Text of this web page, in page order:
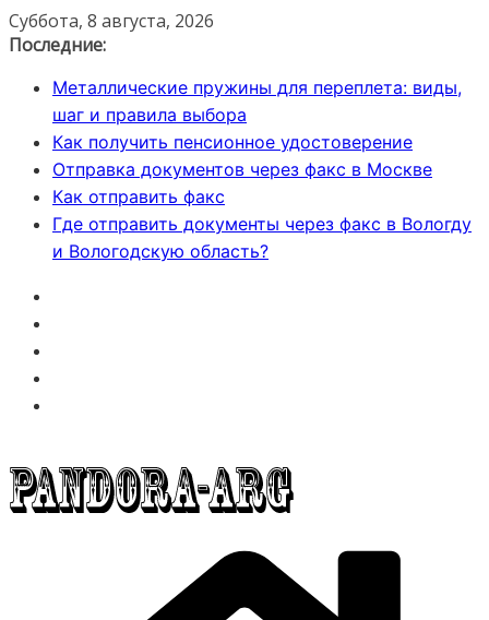
Перейти
к
Суббота, 8 августа, 2026
Последние:
Металлические пружины для переплета: виды,
шаг и правила выбора
Как получить пенсионное удостоверение
Отправка документов через факс в Москве
Как отправить факс
Где отправить документы через факс в Вологду
и Вологодскую область?